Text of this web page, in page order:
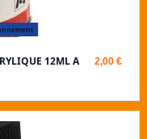
12ML A
2,00 €